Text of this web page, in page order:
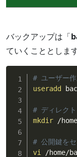
バックアップは「
ていくこととします
# ユーザー
useradd
# ディレク
mkdir /
# 公開鍵をセ
vi
/home/